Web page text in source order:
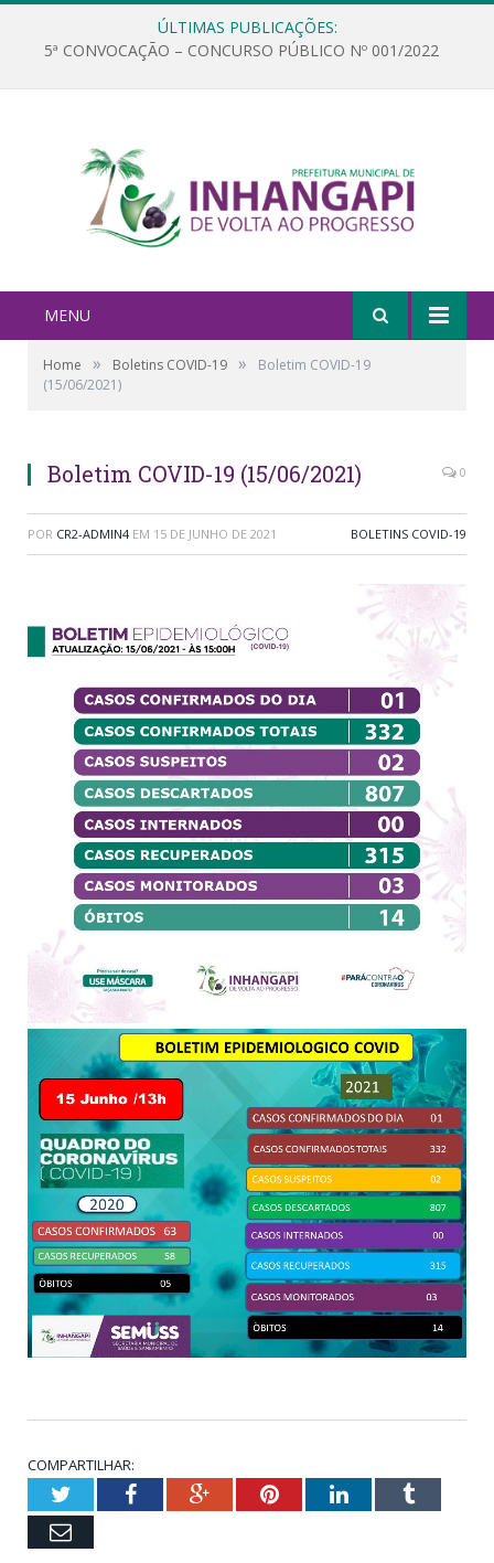
ÚLTIMAS PUBLICAÇÕES:
5ª CONVOCAÇÃO – CONCURSO PÚBLICO Nº 001/2022
MENU
Home » Boletins COVID-19 »
Boletim COVID-19
(15/06/2021)
Boletim COVID-19 (15/06/2021) 0
POR CR2-ADMIN4 EM 15 DE JUNHO DE 2021 BOLETINS COVID-19
COMPARTILHAR:
TwitterFacebookGoogle+PinterestLinkedInTumblr
Email